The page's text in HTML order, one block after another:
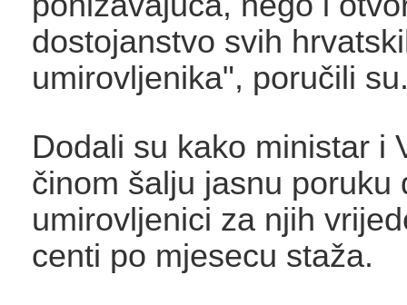
dostojanstvo svih
umirovljenika", poručili
Dodali su kako ministar i
činom šalju jasnu poruku
umirovljenici za njih
centi po mjesecu staža.